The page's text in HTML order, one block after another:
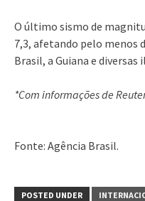
O último sismo de
7,3, afetando pelo menos
Brasil, a Guiana e diversas
*Com informações de
Fonte: Agência Brasil.
POSTED UNDER